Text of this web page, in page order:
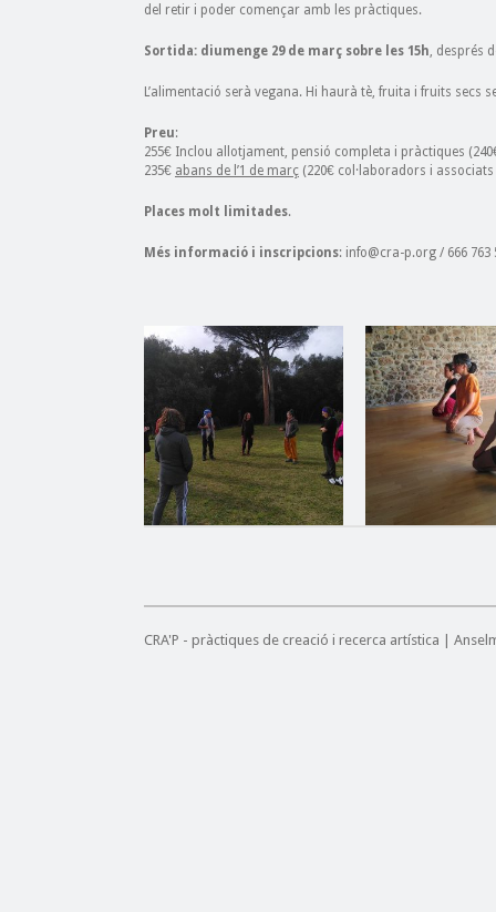
del retir i poder començar amb les pràctiques.
Sortida: diumenge 29 de març sobre les 15h, després
L’alimentació serà vegana. Hi haurà tè, fruita i fruits secs
Preu:
255€ Inclou allotjament, pensió completa i pràctiques
235€ abans de l’1 de març (220€ col·laboradors i associats
Places molt limitades.
Més informació i inscripcions: info@cra-p.org / 666 763
CRA'P - pràctiques de creació i recerca artística |